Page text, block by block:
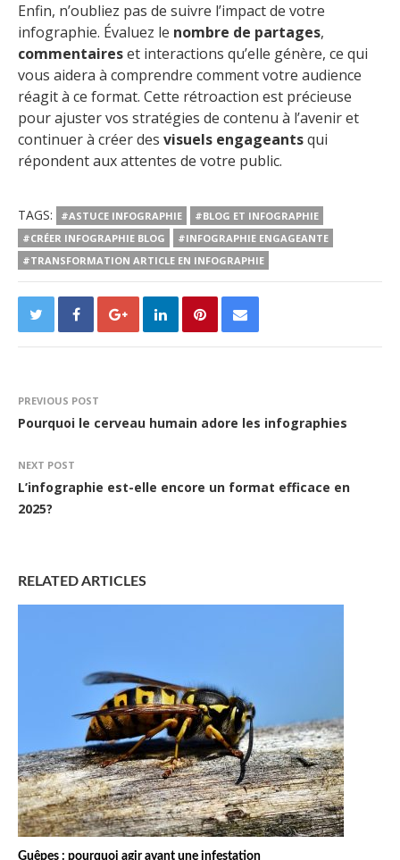
Enfin, n’oubliez pas de suivre l’impact de votre
infographie. Évaluez le nombre de partages,
commentaireset interactions qu’elle génère, ce qui
vous aidera à comprendre comment votre audience
réagit à ce format. Cette rétroaction est précieuse
pour ajuster vos stratégies de contenu à l’avenir et
continuer à créer des visuels engageantsqui
répondent aux attentes de votre public.
TAGS: #ASTUCE INFOGRAPHIE
#BLOG ET INFOGRAPHIE
#CRÉER INFOGRAPHIE BLOG
#INFOGRAPHIE ENGAGEANTE
#TRANSFORMATION ARTICLE EN INFOGRAPHIE
PREVIOUS POST
Pourquoi le cerveau humain adore les infographies
NEXT POST
L’infographie est-elle encore un format efficace en
2025?
RELATED ARTICLES
Guêpes : pourquoi agir avant une infestation